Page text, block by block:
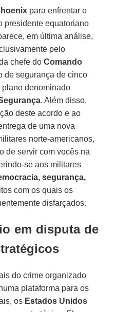
para enfrentar o
presidente equatoriano
em última análise,
pelo
chefe doComando
de segurança de cinco
plano denominado
. Além disso,
deste acordo e ao
de uma nova
norte-americanos,
de servir com vocês na
se aos militares
segurança,
com os quais os
disfarçados.
em disputa de
do crime organizado
plataforma para os
os Estados Unidos